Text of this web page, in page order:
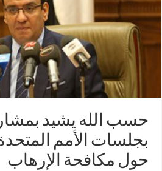
حسب الله يشيد
بجلسات الأمم
حول مكافحة الإرهاب